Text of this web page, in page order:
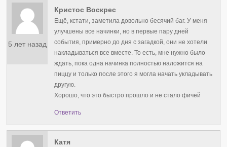
5 лет назад
Кристос Воскрес
Ещё, кстати, заметила довольно бесячий баг. У меня
улучшены все начинки, но в первые пару дней
события, примерно до дня с загадкой, они не хотели
накладываться все вместе. То есть, мне нужно было
ждать, пока одна начинка полностью наложится на
пиццу и только после этого я могла начать укладывать
другую.
Хорошо, что это быстро прошло и не стало фичей
Ответить
Катя